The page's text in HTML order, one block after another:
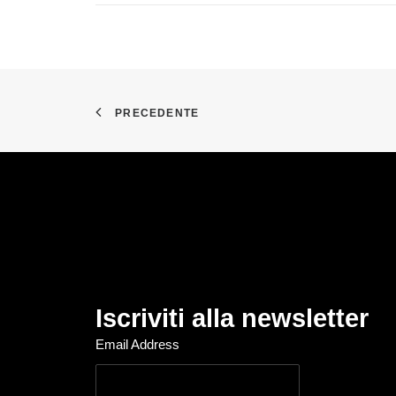
PRECEDENTE
Iscriviti alla newsletter
Email Address